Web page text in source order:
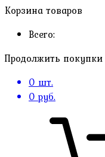
Корзина товаров
Всего:
Продолжить покупки
0 шт.
0 руб.